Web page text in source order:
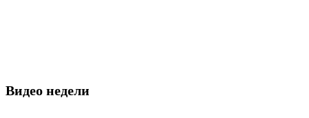
Видео недели